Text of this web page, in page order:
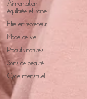
Alimentation
équilibrée et saine
Etre entrepreneur
Mode de vie
Produits naturels
Soins de beauté
Cycle menstruel